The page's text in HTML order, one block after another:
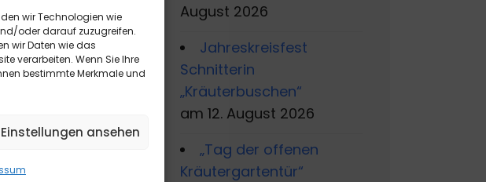
wir Technologien wie
oder darauf zuzugreifen.
wir Daten wie das
verarbeiten. Wenn Sie Ihre
bestimmte Merkmale und
Einstellungen ansehen
August 2026
Jahreskreisfest
Schnitterin
„Kräuterbuschen“
am 12. August 2026
„Tag der offenen
Kräutergartentür“